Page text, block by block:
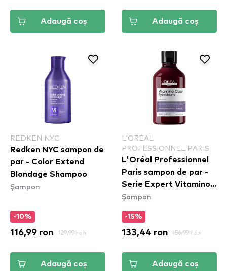
Adaugă coș Adaugă coș
REDKEN NYC
Redken NYC sampon de
par - Color Extend
Blondage Shampoo
Șampon
-10%
116,99 ron 129,99 ron
Adaugă coș
L'ORÉAL
PROFESSIONNEL PARIS
L'Oréal Professionnel
Paris sampon de par -
Serie Expert Vitamino
Color Spectrum
Șampon
-15%
133,44 ron 156,99 ron
Adaugă coș